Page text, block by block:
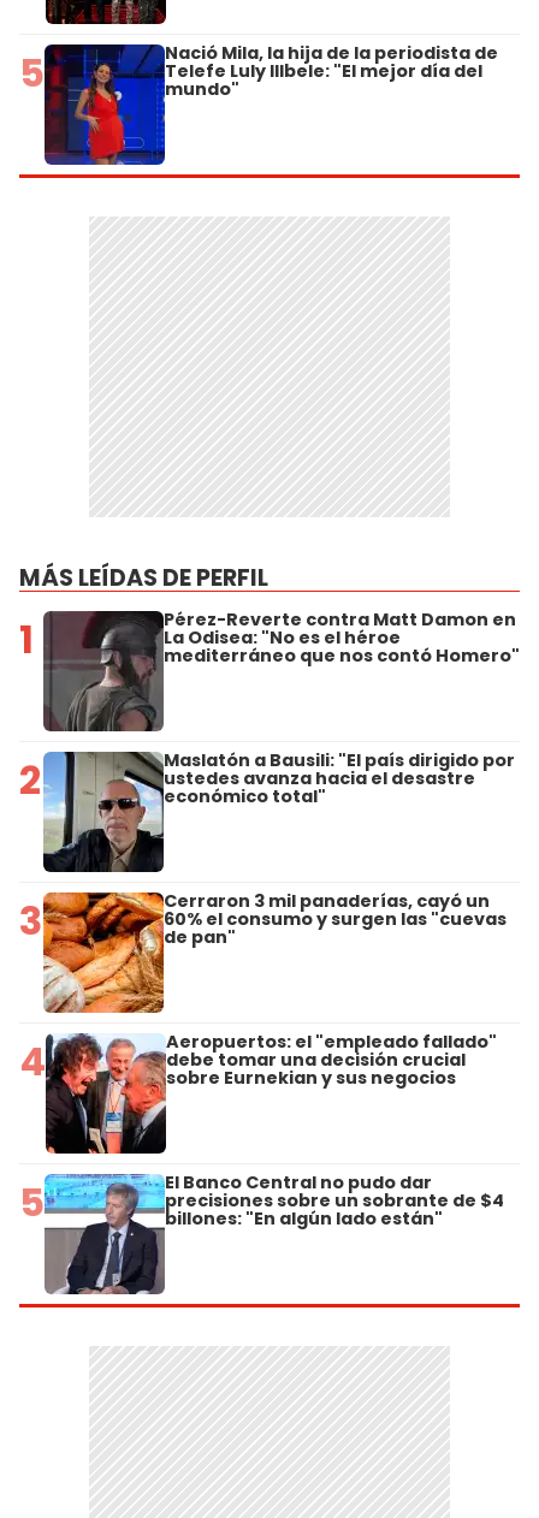
5 Nació Mila, la hija de la periodista de
Telefe Luly Illbele: "El mejor día del
mundo"
MÁS LEÍDAS DE PERFIL
1 Pérez-Reverte contra Matt Damon en
La Odisea: "No es el héroe
mediterráneo que nos contó Homero"
2 Maslatón a Bausili: "El país dirigido por
ustedes avanza hacia el desastre
económico total"
3 Cerraron 3 mil panaderías, cayó un
60% el consumo y surgen las "cuevas
de pan"
4 Aeropuertos: el "empleado fallado"
debe tomar una decisión crucial
sobre Eurnekian y sus negocios
5 El Banco Central no pudo dar
precisiones sobre un sobrante de $4
billones: "En algún lado están"